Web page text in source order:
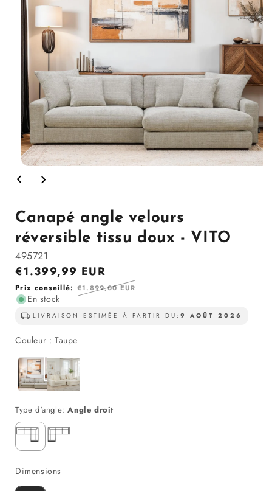
le
la
modale
Canapé angle velours
réversible tissu doux - VITO
495721
Prix
en
solde
€1.399,99 EUR
Prix
régulier
Prix conseillé: €1.899,00 EUR
En stock
LIVRAISON ESTIMÉE À PARTIR DU: 9 AOÛT 2026
Couleur : TaupeCouleur
Droite - Gauche
Type d'angle:Angle droit
Angle droitAngle gauche
Dimensions